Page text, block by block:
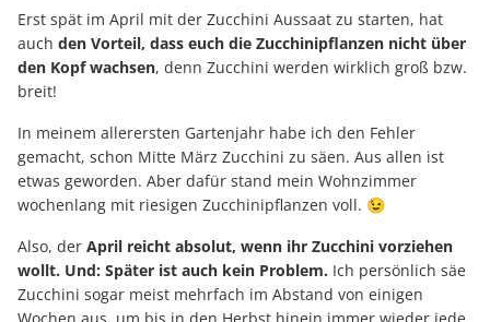
Erst spät im April mit der Zucchini Aussaat zu starten, hat
auch den Vorteil, dass euch die Zucchinipflanzen nicht über
den Kopf wachsen, denn Zucchini werden wirklich groß bzw.
breit!
In meinem allerersten Gartenjahr habe ich den Fehler
gemacht, schon Mitte März Zucchini zu säen. Aus allen ist
etwas geworden. Aber dafür stand mein Wohnzimmer
wochenlang mit riesigen Zucchinipflanzen voll. 😉
Also, der April reicht absolut, wenn ihr Zucchini vorziehen
wollt. Und: Später ist auch kein Problem. Ich persönlich säe
Zucchini sogar meist mehrfach im Abstand von einigen
Wochen aus, um bis in den Herbst hinein immer wieder jede